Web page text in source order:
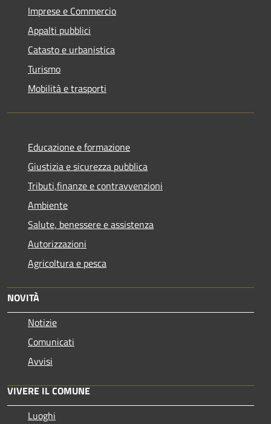
Imprese e Commercio
Appalti pubblici
Catasto e urbanistica
Turismo
Mobilità e trasporti
Educazione e formazione
Giustizia e sicurezza pubblica
Tributi,finanze e contravvenzioni
Ambiente
Salute, benessere e assistenza
Autorizzazioni
Agricoltura e pesca
NOVITÀ
Notizie
Comunicati
Avvisi
VIVERE IL COMUNE
Luoghi